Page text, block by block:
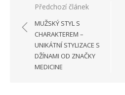
Navigace
pro
příspěvek
Předchozí článek
MUŽSKÝ STYL S
CHARAKTEREM –
UNIKÁTNÍ STYLIZACE S
DŽÍNAMI OD ZNAČKY
MEDICINE